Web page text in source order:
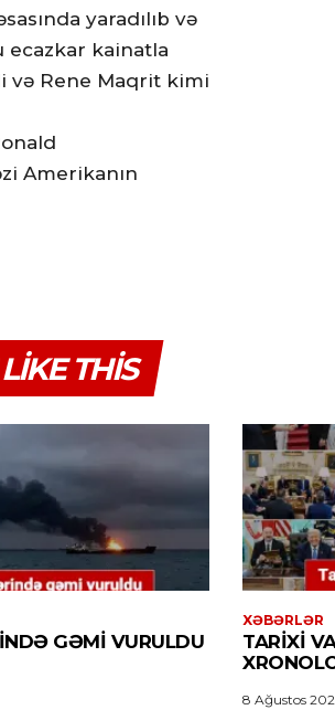
yaradılıb və
ecazkar kainatla
və Rene Maqrit kimi
Amerikanın
THIS
GƏMI VURULDU
XƏBƏRLƏR
TARIXI
8 Ağustos